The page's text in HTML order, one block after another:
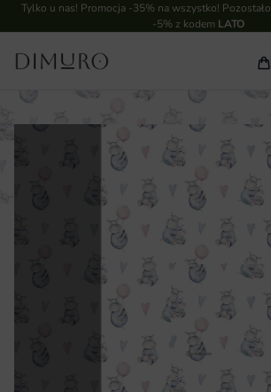
Tylko u nas! Promocja -35% na wszystko! Pozostało
-5% z kodem LATO